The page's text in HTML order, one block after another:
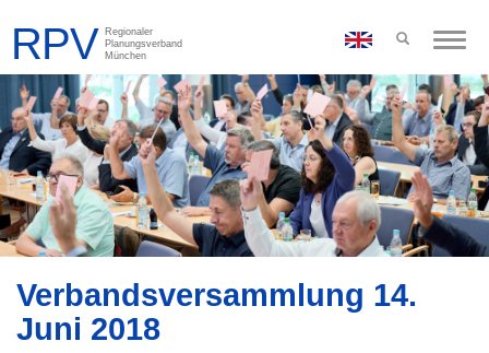
Toggle
Verbandsversammlung 14.
Juni 2018